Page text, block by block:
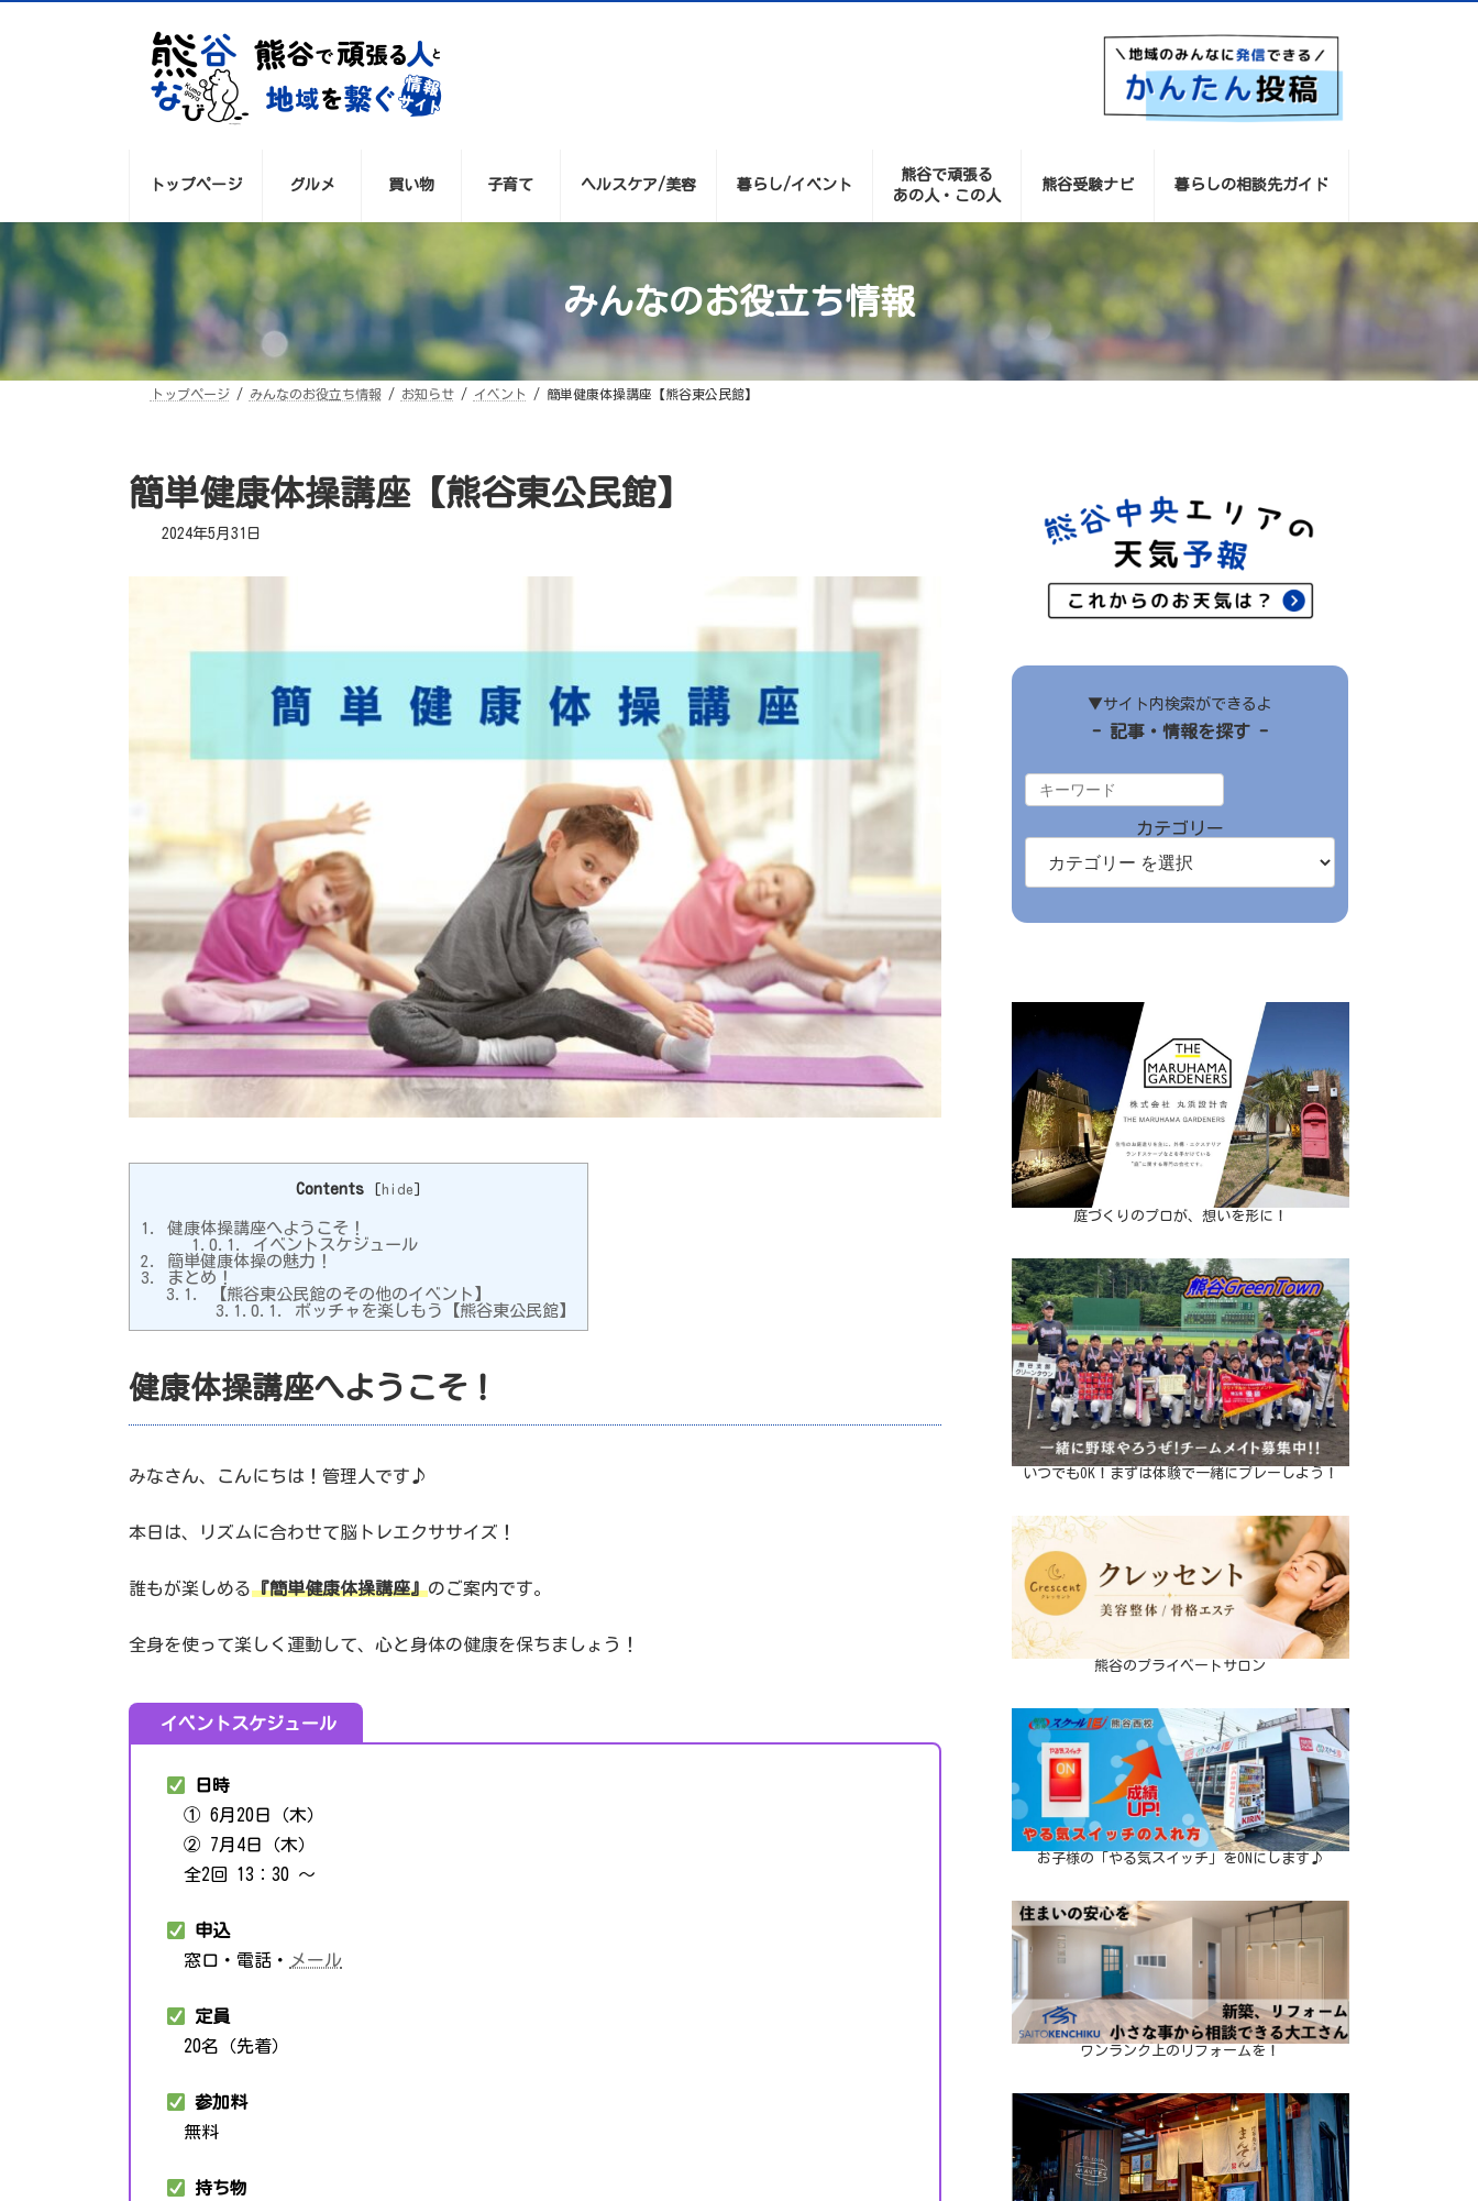
コ
ナ
トップページ グルメ 買い物 子育て ヘルスケア/美容 暮らし/イベント
熊谷で頑張る
あの人・この人
熊谷受験ナビ 暮らしの相談先ガイド
みんなのお役立ち情報
トップページ みんなのお役立ち情報 お知らせ イベント 簡単健康体操講座【熊谷東公民館】
簡単健康体操講座【熊谷東公民館】
最
新
2024年5月31日
Contents [hide]
1.
健康体操講座へようこそ！
1.0.1.
イベントスケジュール
2.
簡単健康体操の魅力！
3.
まとめ！
3.1.
【熊谷東公民館のその他のイベント】
3.1.0.1.
ボッチャを楽しもう【熊谷東公民館】
健康体操講座へようこそ！
みなさん、こんにちは！管理人です♪
本日は、リズムに合わせて脳トレエクササイズ！
誰もが楽しめる『簡単健康体操講座』のご案内です。
全身を使って楽しく運動して、心と身体の健康を保ちましょう！
イベントスケジュール
日時
① 6月20日（木）
② 7月4日（木）
全2回 13：30 〜
申込
窓口・電話・
メール
定員
20名（先着）
参加料
無料
持ち物
▼サイト内検索ができるよ
- 記事・情報を探す -
カテゴリー
庭づくりのプロが、想いを形に！
いつでもOK！まずは体験で一緒にプレーしよう！
熊谷のプライベートサロン
お子様の「やる気スイッチ」をONにします♪
ワンランク上のリフォームを！